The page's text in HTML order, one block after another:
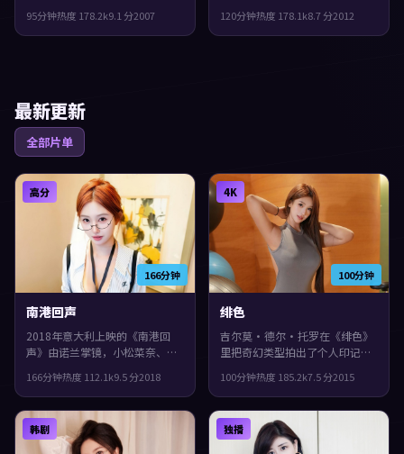
结局留白，给观众回味与讨论空
间，整体完成度较高，适合喜欢
95分钟热度 178.2k9.1 分2007
悬疑，节奏前半段克制蓄力，后
半段集中爆发，整体完成度较
120分钟热度 178.1k8.7分2012
最新更新
全部片单
166分钟
高分
南港回声
2018年意大利上映的《南港回
声》由诺兰掌镜，小松菜奈、易
型上偏战争，镜头语言偏写实，
细节里埋着伏笔，观感紧凑，值
得推荐。
166分钟热度 112.1k9.5分2018
100分钟
4K
绯色
吉尔莫·德尔·托罗在《绯色》
里把奇幻类型拍出了个人印记：
众见面。主演包括吴镇宇、胡
歌、周迅。影片在类型框架里仍
保留了作者表达，配乐与声场强
化了不安与孤独感。
100分钟热度 185.2k7.5分2015
韩剧 独播